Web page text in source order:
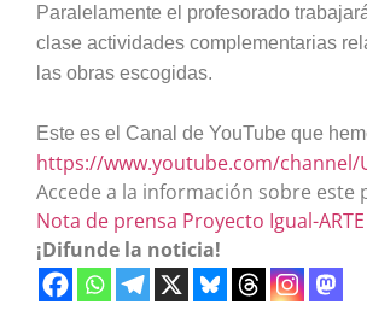
Paralelamente el profesorado
clase actividades complementarias
las obras escogidas.
Este es el Canal de YouTube que
https://www.youtube.com/channel/
Accede a la información sobre este
Nota de prensa Proyecto Igual-ARTE
¡Difunde la noticia!